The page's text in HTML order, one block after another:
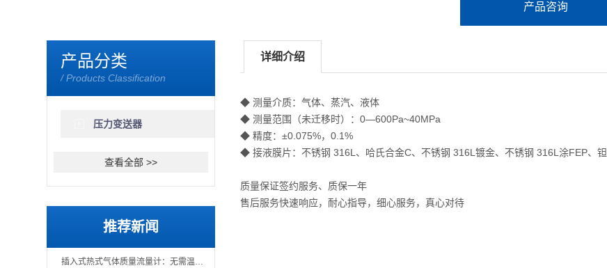
产品咨询
产品分类
/ Products Classification
压力变送器
查看全部 >>
推荐新闻
插入式热式气体质量流量计：无需温压补偿的直接质量测量
详细介绍
◆ 测量介质：气体、蒸汽、液体
◆ 测量范围（未迁移时）：0—600Pa~40MPa
◆ 精度：±0.075%，0.1%
◆ 接液膜片：不锈钢 316L、哈氏合金C、不锈钢 316L镀金、不锈钢 316L涂FEP、钽
质量保证签约服务、质保一年
售后服务快速响应，耐心指导，细心服务，真心对待